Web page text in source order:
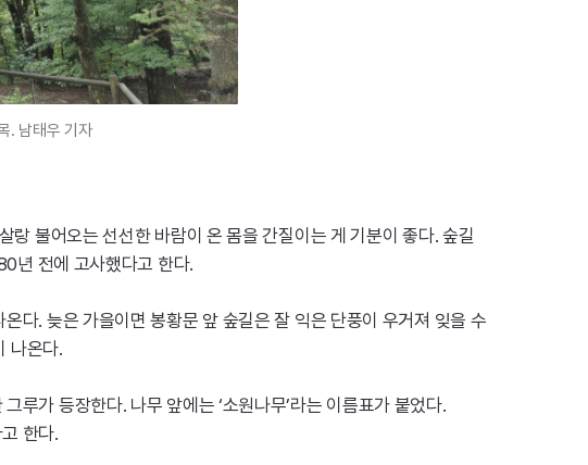
. 남태우 기자
불어오는 선선한 바람이 온 몸을 간질이는 게 기분이 좋다. 숲길
년 전에 고사했다고 한다.
다. 늦은 가을이면 봉황문 앞 숲길은 잘 익은 단풍이 우거져 잊을 수
나온다.
루가 등장한다. 나무 앞에는 ‘소원나무’라는 이름표가 붙었다.
한다.